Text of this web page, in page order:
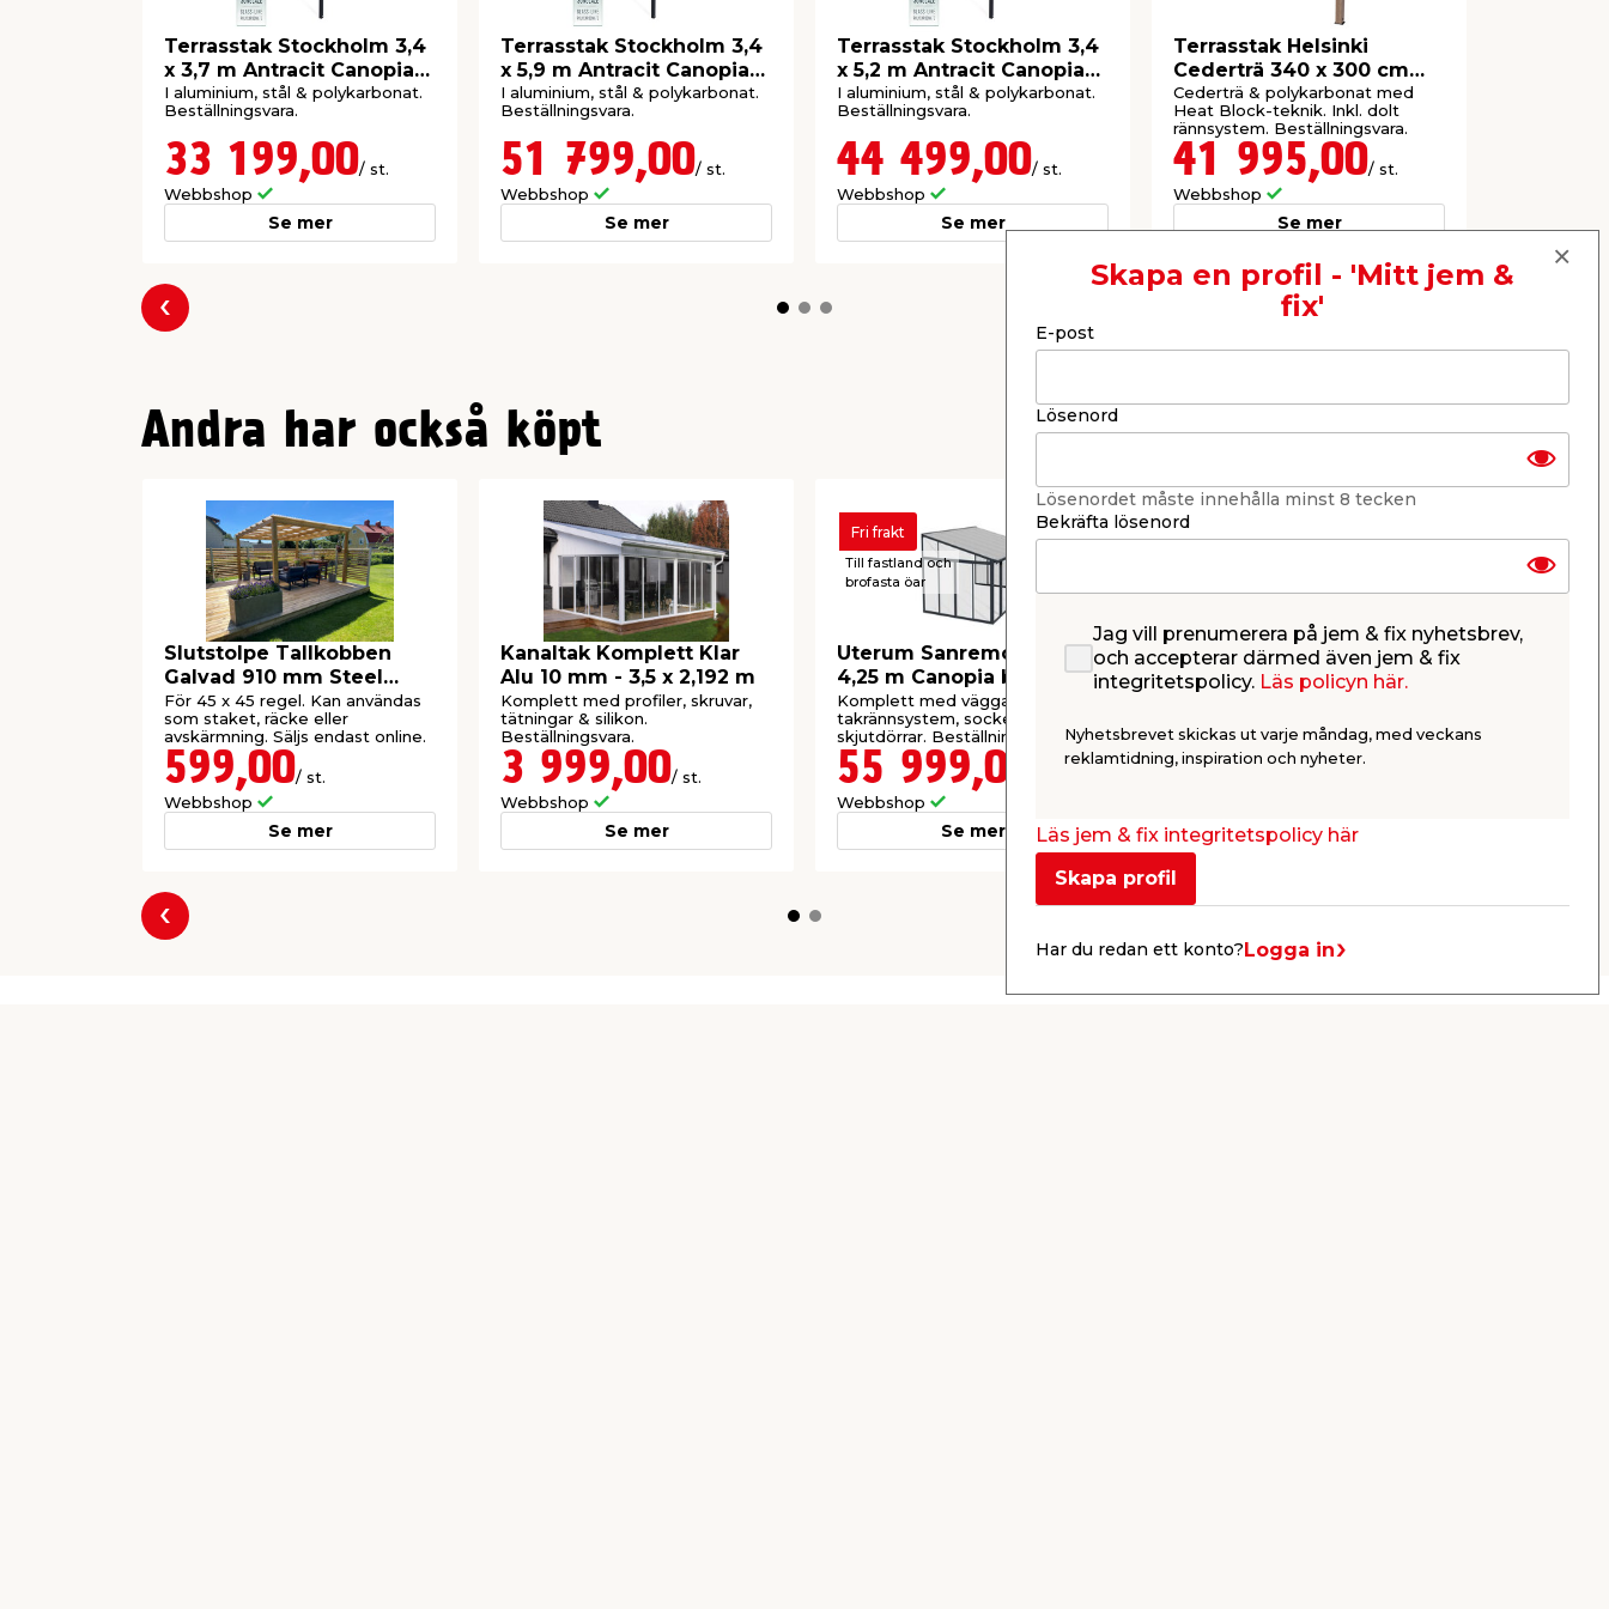
Vindtålighet: 150 km/h
Garanti: 12 år
Färg på profiler: Cederträ
Färg på paneler: Solskyddat (80% skugga, 20%
ljusgenomsläpp)
Material: Cederträ & polykarbonat
Terrasstak Stockholm 3,4
x 3,7 m Antracit Canopia
by Palram
I aluminium, stål & polykarbonat.
Beställningsvara.
33 199,00/ st.
Webbshop
Se mer
Terrasstak Stockholm 3,4
x 5,9 m Antracit Canopia
by Palram
I aluminium, stål & polykarbonat.
Beställningsvara.
51 799,00/ st.
Webbshop
Se mer
Terrasstak Stockholm 3,4
x 5,2 m Antracit Canopia
by Palram
I aluminium, stål & polykarbonat.
Beställningsvara.
44 499,00/ st.
Webbshop
Se mer
Terrasstak Helsinki
Cederträ 340 x 300 cm
Canopia by Palram
Cederträ & polykarbonat med
Heat Block-teknik. Inkl. dolt
rännsystem. Beställningsvara.
41 995,00/ st.
Webbshop
Se mer
Föregående
Andra har också köpt
Slutstolpe Tallkobben
Galvad 910 mm Steel
Design
För 45 x 45 regel. Kan användas
som staket, räcke eller
avskärmning. Säljs endast online.
599,00/ st.
Webbshop
Se mer
Kanaltak Komplett Klar
Alu 10 mm - 3,5 x 2,192 m
Komplett med profiler, skruvar,
tätningar & silikon.
Beställningsvara.
3 999,00/ st.
Webbshop
Se mer
Fri frakt
Till fastland och
brofasta öar
Uterum Sanremo Grå 3 x
4,25 m Canopia by Palram
Komplett med väggar, tak,
takrännsystem, sockel &
skjutdörrar. Beställningsvara.
55 999,00
Webbshop
Se mer
Pool Oval Nedgrävd
27470 L Swim & Fun
m.m. Beställningsvara.
49 000,00
Se mer
Föregående
Skapa en profil - 'Mitt jem &
fix'
E-post
Lösenord
Lösenordet måste innehålla minst 8 tecken
Bekräfta lösenord
Jag vill prenumerera på jem & fix nyhetsbrev,
och accepterar därmed även jem & fix
integritetspolicy. Läs policyn här.
Nyhetsbrevet skickas ut varje måndag, med veckans
reklamtidning, inspiration och nyheter.
Läs jem & fix integritetspolicy här
Skapa profil
Har du redan ett konto?Logga in